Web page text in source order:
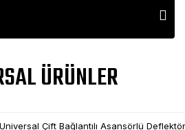
ÜRÜNLER